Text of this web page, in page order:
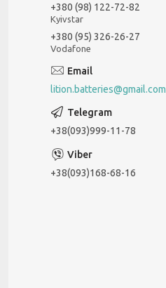
+380 (98) 122-72-82
Kyivstar
+380 (95) 326-26-27
Vodafone
lition.batteries@gmail.com
+38(093)999-11-78
+38(093)168-68-16